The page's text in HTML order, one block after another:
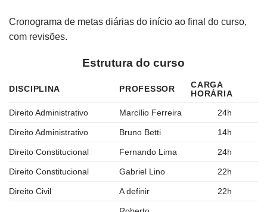
Cronograma de metas diárias do início ao final do curso,
com revisões.
Estrutura do curso
DISCIPLINA PROFESSOR
CARGA
HORÁRIA
Direito Administrativo
Marcílio Ferreira 24h
Direito Administrativo Bruno Betti 14h
Direito Constitucional Fernando Lima 24h
Direito Constitucional Gabriel Lino 22h
Direito Civil A definir 22h